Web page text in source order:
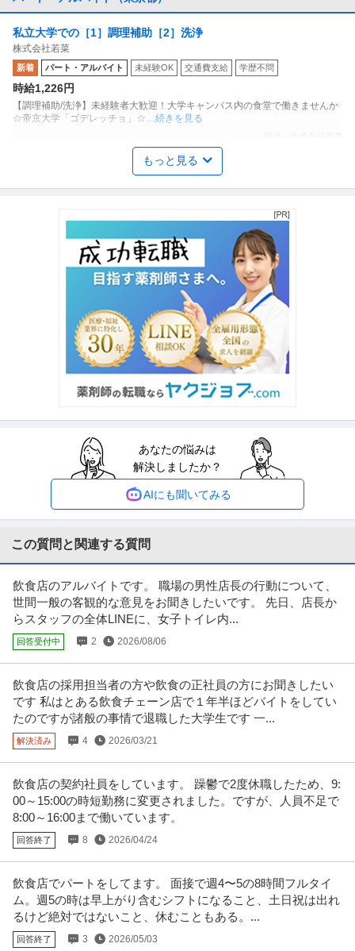
私立大学での［1］調理補助［2］洗浄
株式会社若菜
新着 パート・アルバイト 未経験OK 交通費支給 学歴不問
時給1,226円
【調理補助/洗浄】未経験者大歓迎！大学キャンパス内の食堂で働きませんか
☆帝京大学「ゴデレッチョ」☆…続きを見る
現場軽作業スタッフ／学生歓迎！夏休みは遊びもバイトも充実！
友達と一緒に働いて／日払いで稼いで夏休みを満喫しよう！
株式会社サーブ
「夏休みにしっかり稼ぎたい！」 「短期・単発で働きたい！」 そんな学生さ
ん大歓迎！ 未経験から始め…続きを見る
提供：エンゲージ
列車見張り警備スタッフ
シンテイ警備株式会社 松戸支社
パート・アルバイト 未経験OK 交通費支給 ミドル活躍中
日給1万円〜1.2万円
週1日～OK！登録制でスキマ時間に勤務可能！直行直帰OK/交通費全額支給等
働きやすい環境です★ 福…続きを見る
セキュリティスタッフ
株式会社シンコー警備保障 川口
未経験OK
日給3万円
で、ライフスタイルに合…続きを見る
イベントスタッフ／試験監督／イベント設営
株式会社マッシュ
新着 パート・アルバイト 未経験OK 交通費支給
日給2.2万円
マッシュのバイトは単発・短期OK！イベントバイトで稼ごう！夏はイベント
盛り！マッシュで充実した毎日
…続きを見る
提供：バイトル
採用率99%／日勤・夜勤アリ／副業もOK／不定期勤務OK／やる
気さえあればどなたでも即採用です
株式会社ピアレス
日給1万円〜1.5万円
交通誘導警備 ★業績好調によりスタッフ大量募集中★ ピアレスの警備は…
年齢・経験不問／高収入／即…続きを見る
株式会社フルキャスト東京支社/EA0401G-AY
パート・アルバイト 未経験OK 交通費支給 昇給あり
時給1,600円〜1,800円
＼人気のお仕事いろいろ／ ・商品の検品／ピッキング ・シール貼り／仕分け
もっと見る
あなたの悩みは
解決しましたか？
AIにも聞いてみる
この質問と関連する質問
飲食店のアルバイトです。 職場の男性店長の行動について、
世間一般の客観的な意見をお聞きしたいです。 先日、店長か
らスタッフの全体LINEに、女子トイレ内...
回答受付中 2 2026/08/06
飲食店の採用担当者の方や飲食の正社員の方にお聞きしたい
です 私はとある飲食チェーン店で１年半ほどバイトをしてい
たのですが諸般の事情で退職した大学生です 一...
解決済み 4 2026/03/21
飲食店の契約社員をしています。 躁鬱で2度休職したため、9:
00～15:00の時短勤務に変更されました。ですが、人員不足で
8:00～16:00まで働いています。
回答終了 8 2026/04/24
飲食店でパートをしてます。 面接で週4〜5の8時間フルタイ
ム。週5の時は早上がり含むシフトになること、土日祝は出れ
るけど絶対ではないこと、休むこともある。...
回答終了 3 2026/05/03